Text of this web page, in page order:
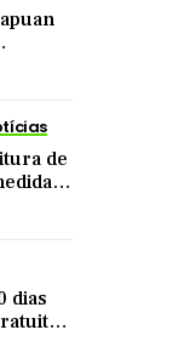
de
dias